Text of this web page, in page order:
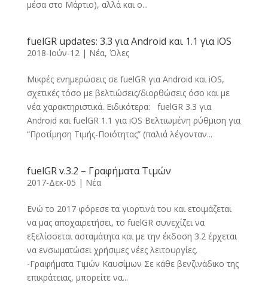
μέσα στο Μάρτιο), αλλά και ο...
fuelGR updates: 3.3 για Android και 1.1 για iOS
2018-Ιούν-12| Νέα, Όλες
Μικρές ενημερώσεις σε fuelGR για Android και iOS,
σχετικές τόσο με βελτιώσεις/διορθώσεις όσο και με
νέα χαρακτηριστικά. Ειδικότερα: fuelGR 3.3 για
Android και fuelGR 1.1 για iOS Βελτιωμένη ρύθμιση για
“Προτίμηση Τιμής-Ποιότητας” (παλιά λέγονταν...
fuelGR v.3.2 – Γραφήματα Τιμών
2017-Δεκ-05 | Νέα
Ενώ το 2017 φόρεσε τα γιορτινά του και ετοιμάζεται
να μας αποχαιρετήσει, το fuelGR συνεχίζει να
εξελίσσεται ασταμάτητα και με την έκδοση 3.2 έρχεται
να ενσωματώσει χρήσιμες νέες λειτουργίες.
-Γραφήματα Τιμών Καυσίμων Σε κάθε βενζινάδικο της
επικράτειας, μπορείτε να...